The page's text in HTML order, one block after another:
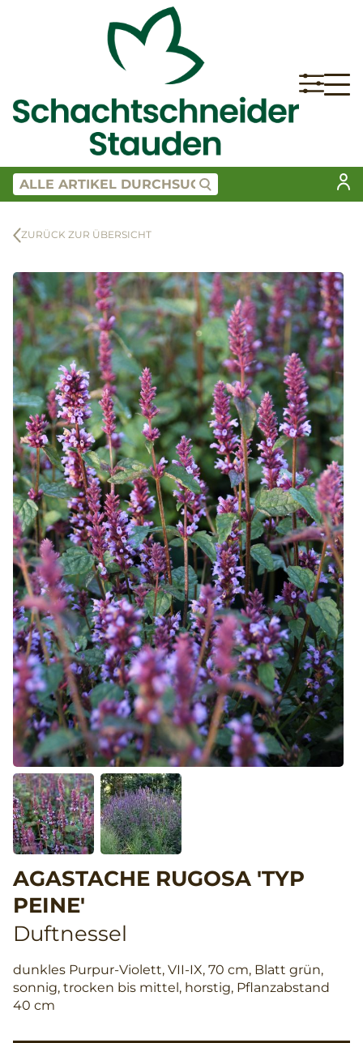
ZURÜCK ZUR ÜBERSICHT
AGASTACHE RUGOSA 'TYP
PEINE'
Duftnessel
dunkles Purpur-Violett, VII-IX, 70 cm, Blatt grün,
sonnig, trocken bis mittel, horstig, Pflanzabstand
40 cm